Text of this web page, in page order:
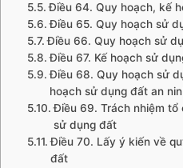
Điều 64. Quy hoạch, kế
Điều 65. Quy hoạch sử
Điều 66. Quy hoạch sử
Điều 67. Kế hoạch sử
Điều 68. Quy hoạch sử
hoạch sử dụng đất an
Điều 69. Trách nhiệm tổ
sử dụng đất
Điều 70. Lấy ý kiến về
đất